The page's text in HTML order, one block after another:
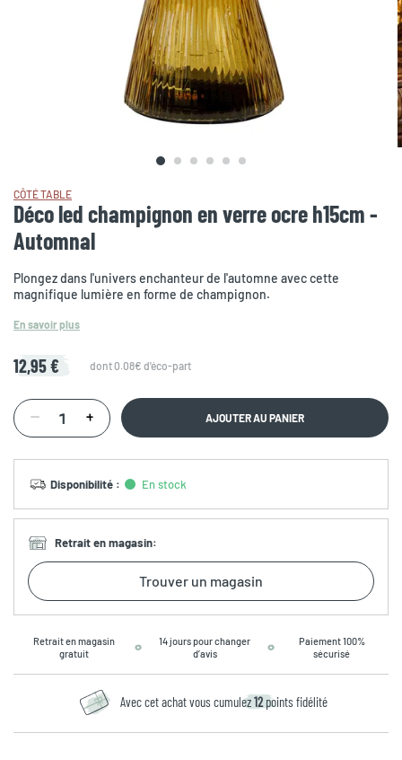
CÔTÉ TABLE
Déco led champignon en verre ocre h15cm -
Automnal
Plongez dans l'univers enchanteur de l'automne avec cette
magnifique lumière en forme de champignon.
En savoir plus
12,95 € dont 0.08€ d'éco-part
AJOUTER AU PANIER
Disponibilité : En stock
Retrait en magasin:
Trouver un magasin
Retrait en magasin
gratuit
14 jours pour changer
d’avis
Paiement 100%
sécurisé
Avec cet achat vous cumulez12 points fidélité